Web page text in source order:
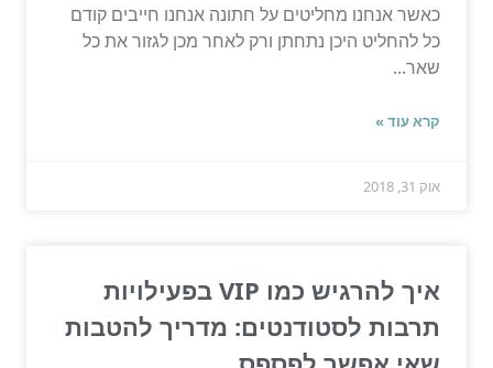
כאשר אנחנו מחליטים על חתונה אנחנו חייבים קודם
כל להחליט היכן נתחתן ורק לאחר מכן לגזור את כל
שאר...
קרא עוד »
אוק 31, 2018
איך להרגיש כמו VIP בפעילויות
תרבות לסטודנטים: מדריך להטבות